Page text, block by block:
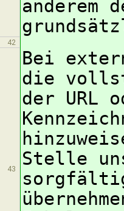
anderem
42
43
Bei
die
der URL
Stelle